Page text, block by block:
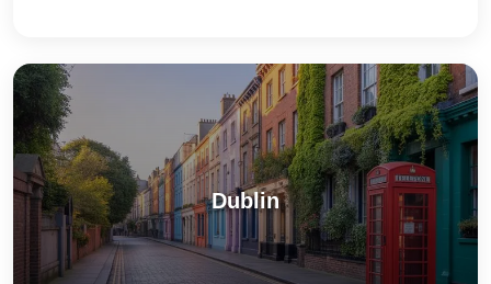
Dublin